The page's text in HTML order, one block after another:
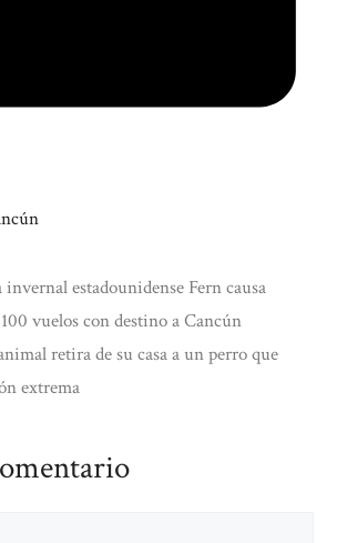
estadounidense Fern causa
vuelos con destino a Cancún
retira de su casa a un perro que
extrema